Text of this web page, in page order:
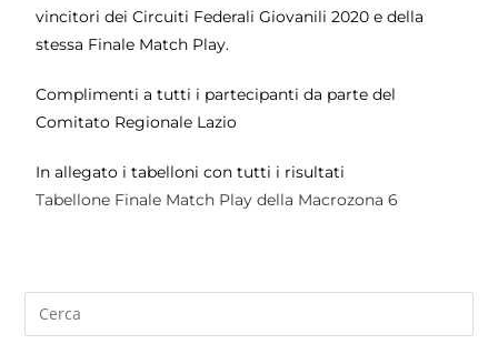
vincitori dei Circuiti Federali Giovanili 2020 e della
stessa Finale Match Play.
Complimenti a tutti i partecipanti da parte del
Comitato Regionale Lazio
In allegato i tabelloni con tutti i risultati
Tabellone Finale Match Play della Macrozona 6